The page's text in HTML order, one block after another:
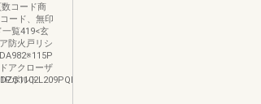
コード商
ード、無印
覧419<玄
防火戸リシ
アクローザ
ポルト